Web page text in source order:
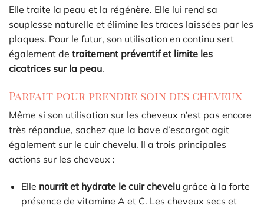
Elle traite la peau et la régénère. Elle lui rend sa
souplesse naturelle et élimine les traces laissées par les
plaques. Pour le futur, son utilisation en continu sert
également de traitement préventif et limite les
cicatrices sur la peau.
Parfait pour prendre soin des cheveux
Même si son utilisation sur les cheveux n’est pas encore
très répandue, sachez que la bave d’escargot agit
également sur le cuir chevelu. Il a trois principales
actions sur les cheveux :
Elle nourrit et hydrate le cuir chevelugrâce à la forte
présence de vitamine A et C. Les cheveux secs et